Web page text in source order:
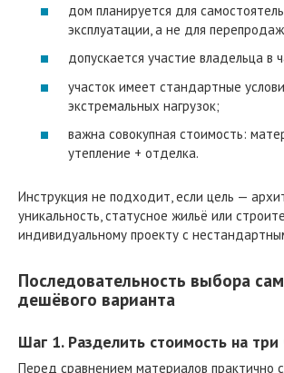
дом планируется для
эксплуатации, а не для
допускается участие владельца в
участок имеет стандартные
экстремальных нагрузок;
важна совокупная стоимость:
утепление + отделка.
Инструкция не подходит, если цель —
уникальность, статусное жильё или
индивидуальному проекту с
Последовательность выбора
дешёвого варианта
Шаг 1. Разделить стоимость на три
Перед сравнением материалов практично